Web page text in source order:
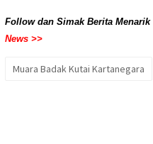
Follow dan Simak Berita Menarik
News >>
Muara Badak Kutai Kartanegara